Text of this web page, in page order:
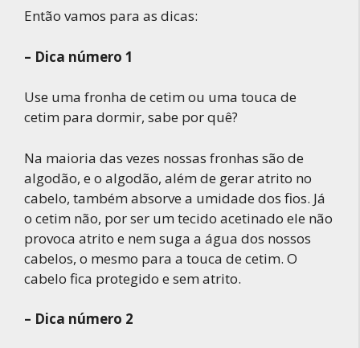
Então vamos para as dicas:
– Dica número 1
Use uma fronha de cetim ou uma touca de
cetim para dormir, sabe por quê?
Na maioria das vezes nossas fronhas são de
algodão, e o algodão, além de gerar atrito no
cabelo, também absorve a umidade dos fios. Já
o cetim não, por ser um tecido acetinado ele não
provoca atrito e nem suga a água dos nossos
cabelos, o mesmo para a touca de cetim. O
cabelo fica protegido e sem atrito.
– Dica número 2